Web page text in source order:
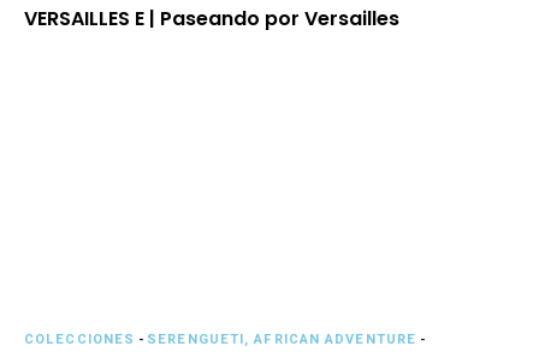
VERSAILLES E | Paseando por Versailles
COLECCIONES - SERENGUETI, AFRICAN ADVENTURE -